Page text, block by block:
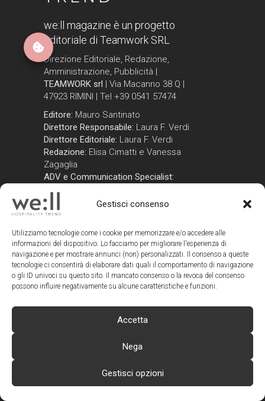
Gestisci consenso
Utilizziamo tecnologie come i cookie per memorizzare e/o accedere alle
informazioni del dispositivo. Lo facciamo per migliorare l'esperienza di
navigazione e per mostrare annunci (non) personalizzati. Il consenso a queste
tecnologie ci consentirà di elaborare dati quali il comportamento di navigazione
o gli ID univoci su questo sito. Il mancato consenso o la revoca del consenso
possono influire negativamente su alcune caratteristiche e funzioni.
Accetta
Nega
Gestisci opzioni
we:ll magazine è un progetto
editoriale di Teamwork SRL
Direzione Editoriale, Redazione,
Amministrazione, Pubblicità |
TEAMWORK srl | Via Macanno 38 Q |
47923 RIMINI | Tel +39 0541 57474
Editore: Mauro Santinato
Direttore Responsabile: Laura F. Verdi
Direttore Editoriale: Laura F. Verdi
Redazione: Elisa Cimatti e Vanessa
Zagaglia
ADV e Communication Specialist:
Autorizzazione del Tribunale di Rimini
successive modifiche del 9/10/2020
(Iscrizione al ROC n. 29413)
CONTATTI WE:LL
Redazione:
ARCHITETTURE DI VINO